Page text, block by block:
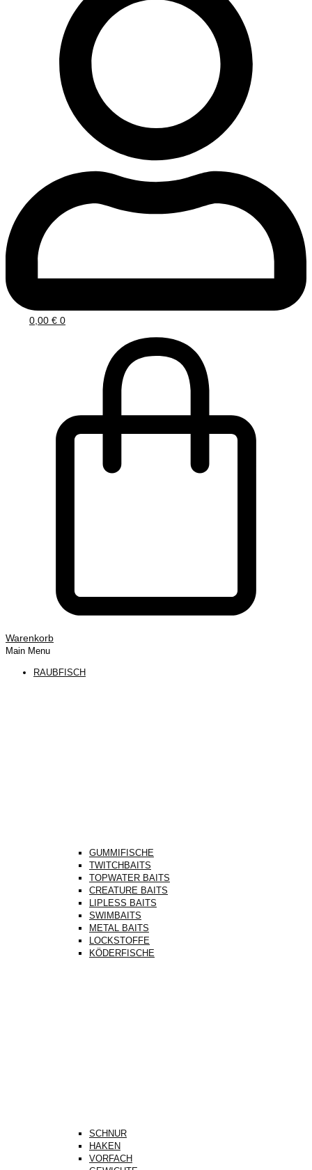
0,00 € 0
Warenkorb
Main Menu
RAUBFISCH
GUMMIFISCHE
TWITCHBAITS
TOPWATER BAITS
CREATURE BAITS
LIPLESS BAITS
SWIMBAITS
METAL BAITS
LOCKSTOFFE
KÖDERFISCHE
SCHNUR
HAKEN
VORFACH